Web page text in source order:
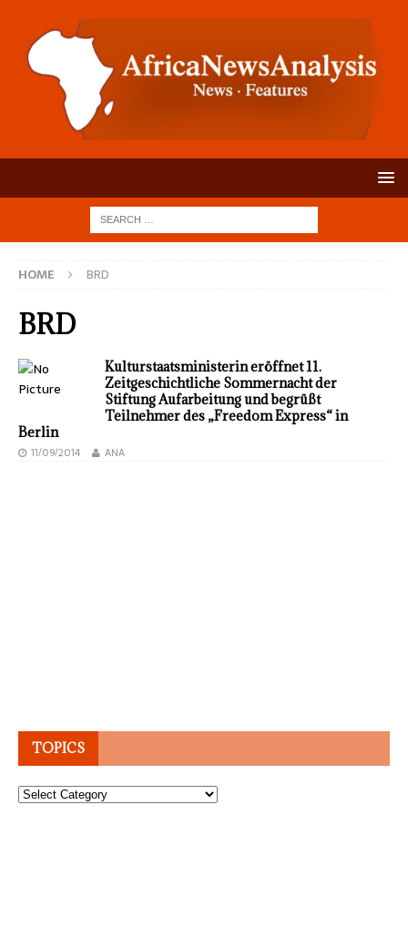
HOME BRD
BRD
Kulturstaatsministerin eröffnet 11.
Zeitgeschichtliche Sommernacht der
Stiftung Aufarbeitung und begrüßt
Teilnehmer des „Freedom Express“ in
Berlin
11/09/2014 ANA
TOPICS
Topics